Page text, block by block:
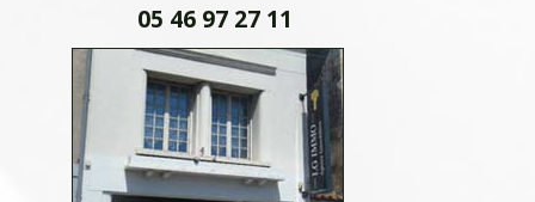
05 46 97 27 11